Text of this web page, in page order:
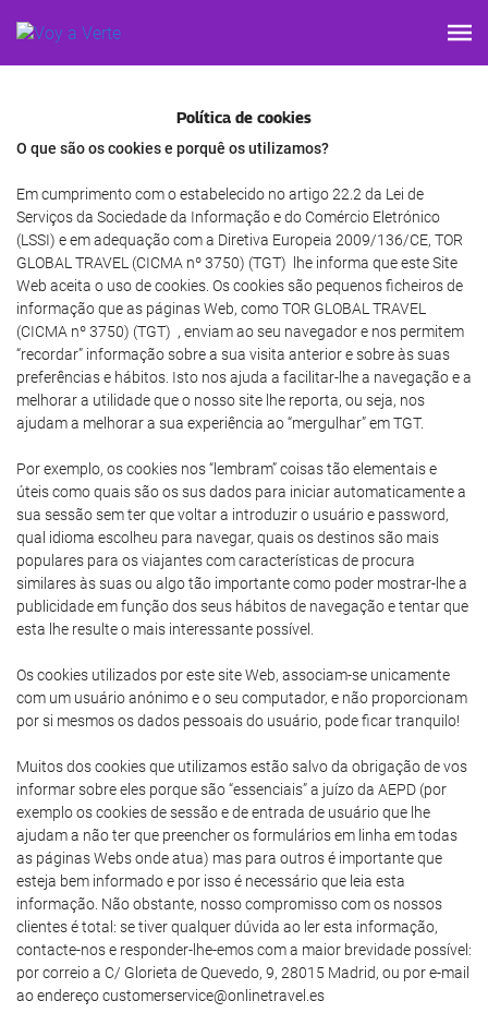
Política de cookies
O que são os cookies e porquê os utilizamos?
Em cumprimento com o estabelecido no artigo 22.2 da Lei de
Serviços da Sociedade da Informação e do Comércio Eletrónico
(LSSI) e em adequação com a Diretiva Europeia 2009/136/CE, TOR
GLOBAL TRAVEL (CICMA nº 3750) (TGT) lhe informa que este Site
Web aceita o uso de cookies. Os cookies são pequenos ficheiros de
informação que as páginas Web, como TOR GLOBAL TRAVEL
(CICMA nº 3750) (TGT) , enviam ao seu navegador e nos permitem
“recordar” informação sobre a sua visita anterior e sobre às suas
preferências e hábitos. Isto nos ajuda a facilitar-lhe a navegação e a
melhorar a utilidade que o nosso site lhe reporta, ou seja, nos
ajudam a melhorar a sua experiência ao “mergulhar” em TGT.
Por exemplo, os cookies nos “lembram” coisas tão elementais e
úteis como quais são os sus dados para iniciar automaticamente a
sua sessão sem ter que voltar a introduzir o usuário e password,
qual idioma escolheu para navegar, quais os destinos são mais
populares para os viajantes com características de procura
similares às suas ou algo tão importante como poder mostrar-lhe a
publicidade em função dos seus hábitos de navegação e tentar que
esta lhe resulte o mais interessante possível.
Os cookies utilizados por este site Web, associam-se unicamente
com um usuário anónimo e o seu computador, e não proporcionam
por si mesmos os dados pessoais do usuário, pode ficar tranquilo!
Muitos dos cookies que utilizamos estão salvo da obrigação de vos
informar sobre eles porque são “essenciais” a juízo da AEPD (por
exemplo os cookies de sessão e de entrada de usuário que lhe
ajudam a não ter que preencher os formulários em linha em todas
as páginas Webs onde atua) mas para outros é importante que
esteja bem informado e por isso é necessário que leia esta
informação. Não obstante, nosso compromisso com os nossos
clientes é total: se tiver qualquer dúvida ao ler esta informação,
contacte-nos e responder-lhe-emos com a maior brevidade possível:
por correio a C/ Glorieta de Quevedo, 9, 28015 Madrid, ou por e-mail
ao endereço customerservice@onlinetravel.es